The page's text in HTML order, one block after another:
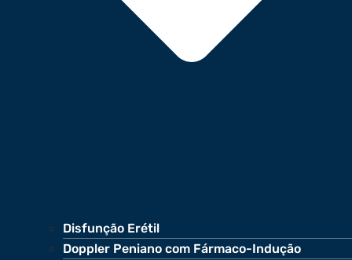
Disfunção Erétil
Doppler Peniano com Fármaco-Indução